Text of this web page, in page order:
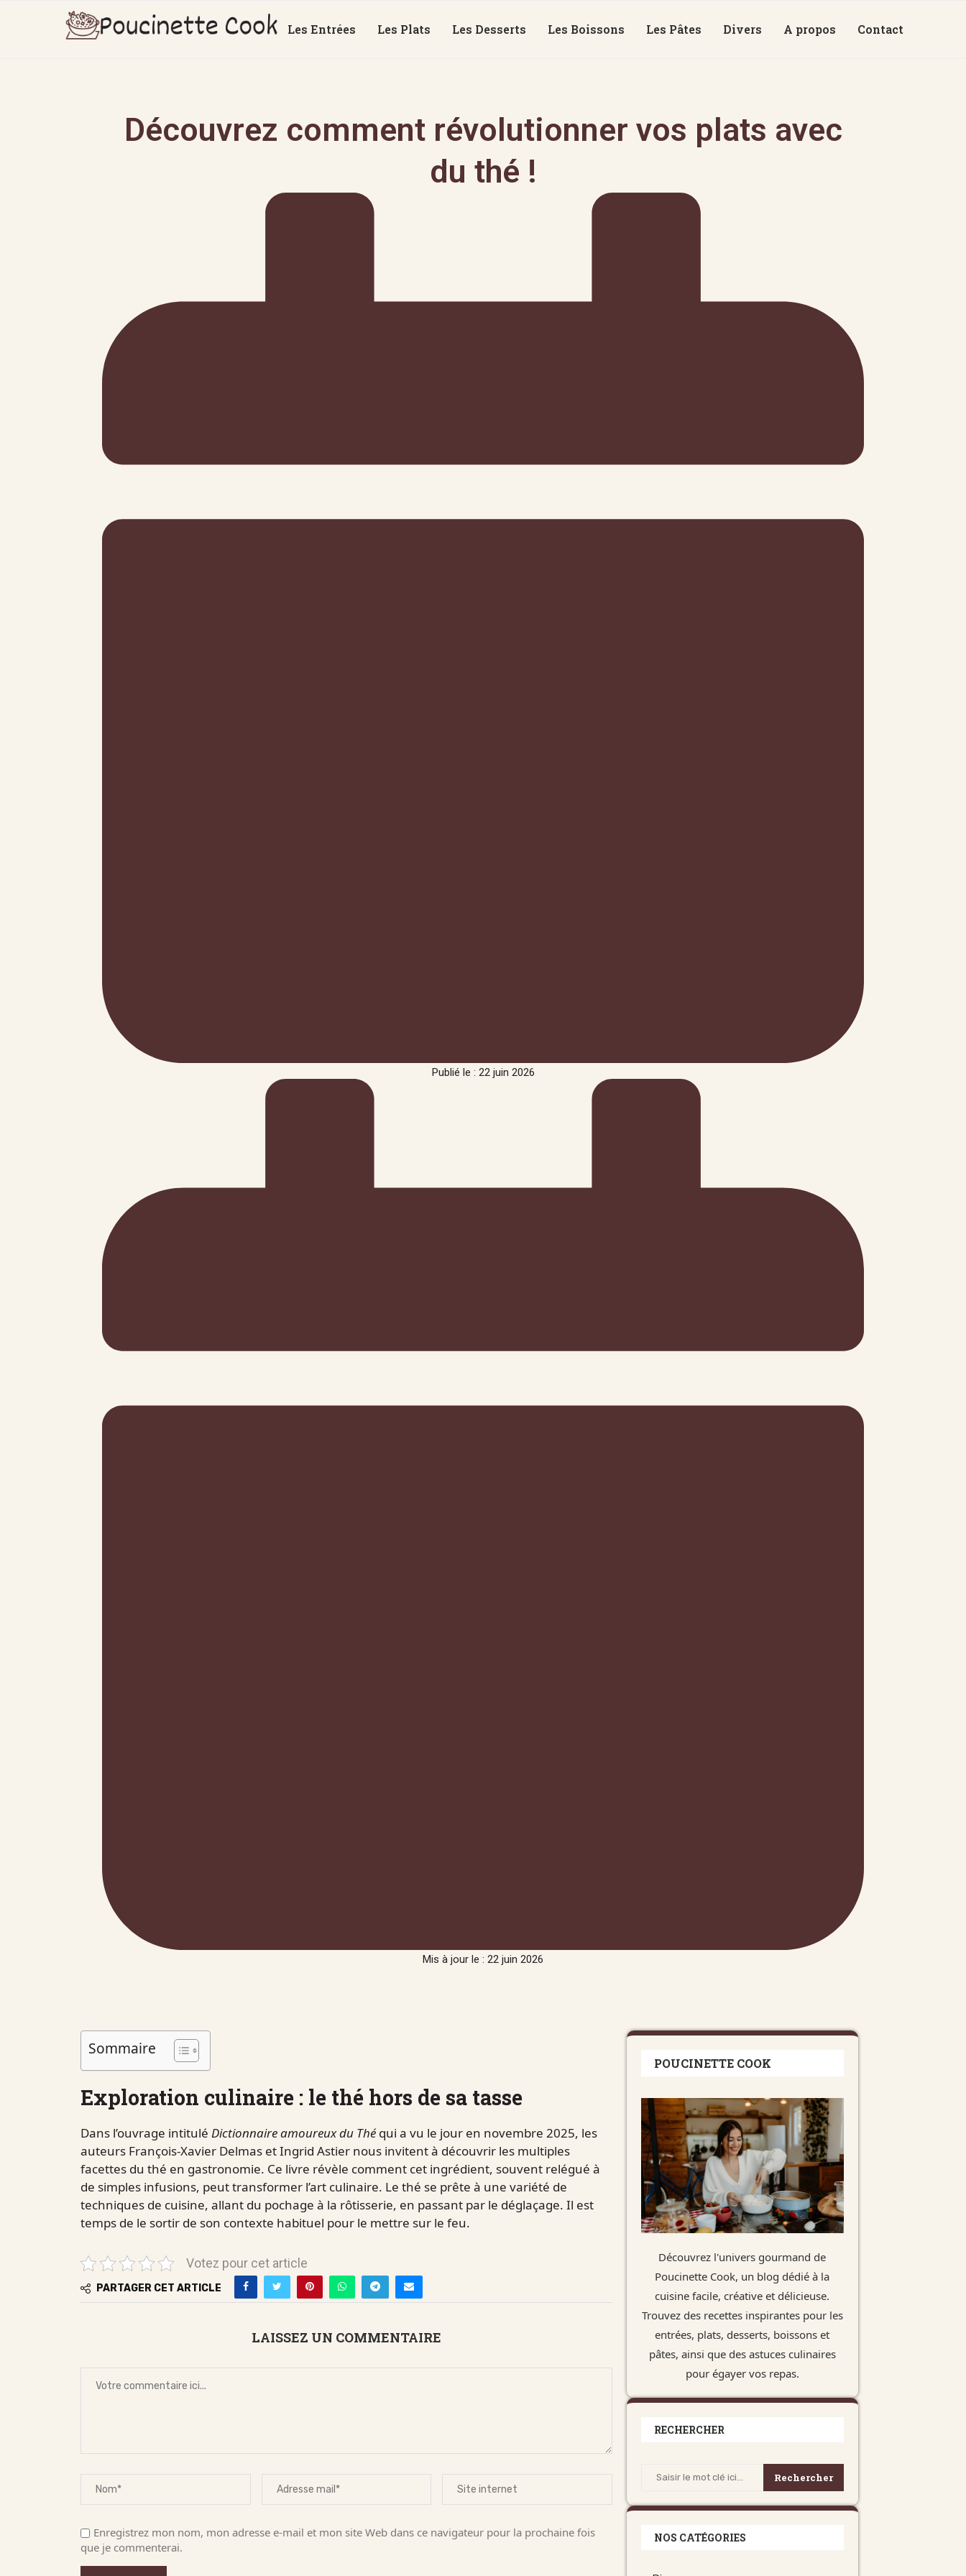
Les Entrées Les Plats Les Desserts Les Boissons Les Pâtes Divers A propos Contact
Découvrez comment révolutionner vos plats avec
du thé !
Publié le : 22 juin 2026
Mis à jour le : 22 juin 2026
Sommaire
Exploration culinaire : le thé hors de sa tasse
Dans l’ouvrage intitulé Dictionnaire amoureux du Thé qui a vu le jour en novembre 2025, les
auteurs François-Xavier Delmas et Ingrid Astier nous invitent à découvrir les multiples
facettes du thé en gastronomie. Ce livre révèle comment cet ingrédient, souvent relégué à
de simples infusions, peut transformer l’art culinaire. Le thé se prête à une variété de
techniques de cuisine, allant du pochage à la rôtisserie, en passant par le déglaçage. Il est
temps de le sortir de son contexte habituel pour le mettre sur le feu.
Votez pour cet article
PARTAGER CET ARTICLE
LAISSEZ UN COMMENTAIRE
Enregistrez mon nom, mon adresse e-mail et mon site Web dans ce navigateur pour la prochaine fois
que je commenterai.
POUCINETTE COOK
Découvrez l'univers gourmand de
Poucinette Cook, un blog dédié à la
cuisine facile, créative et délicieuse.
Trouvez des recettes inspirantes pour les
entrées, plats, desserts, boissons et
pâtes, ainsi que des astuces culinaires
pour égayer vos repas.
RECHERCHER
Rechercher
NOS CATÉGORIES